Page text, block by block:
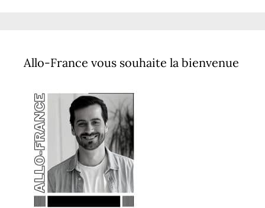
Allo-France vous souhaite la bienvenue